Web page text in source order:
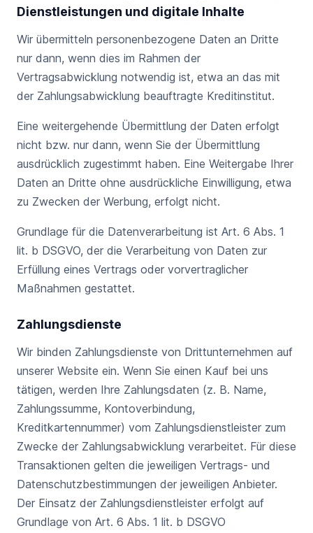
Dienstleistungen und digitale Inhalte
Wir übermitteln personenbezogene Daten an Dritte
nur dann, wenn dies im Rahmen der
Vertragsabwicklung notwendig ist, etwa an das mit
der Zahlungsabwicklung beauftragte Kreditinstitut.
Eine weitergehende Übermittlung der Daten erfolgt
nicht bzw. nur dann, wenn Sie der Übermittlung
ausdrücklich zugestimmt haben. Eine Weitergabe Ihrer
Daten an Dritte ohne ausdrückliche Einwilligung, etwa
zu Zwecken der Werbung, erfolgt nicht.
Grundlage für die Datenverarbeitung ist Art. 6 Abs. 1
lit. b DSGVO, der die Verarbeitung von Daten zur
Erfüllung eines Vertrags oder vorvertraglicher
Maßnahmen gestattet.
Zahlungsdienste
Wir binden Zahlungsdienste von Drittunternehmen auf
unserer Website ein. Wenn Sie einen Kauf bei uns
tätigen, werden Ihre Zahlungsdaten (z. B. Name,
Zahlungssumme, Kontoverbindung,
Kreditkartennummer) vom Zahlungsdienstleister zum
Zwecke der Zahlungsabwicklung verarbeitet. Für diese
Transaktionen gelten die jeweiligen Vertrags- und
Datenschutzbestimmungen der jeweiligen Anbieter.
Der Einsatz der Zahlungsdienstleister erfolgt auf
Grundlage von Art. 6 Abs. 1 lit. b DSGVO